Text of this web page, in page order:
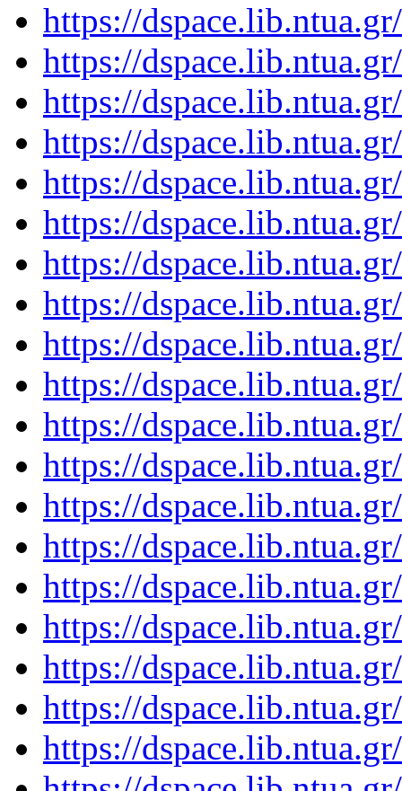
https://
https://
https://
https://
https://
https://
https://
https://
https://
https://
https://
https://
https://
https://
https://
https://
https://
https://
https://